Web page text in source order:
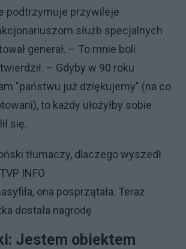
podtrzymuje przywileje
służb specjalnych
generał. – To mnie boli
– Gdyby w 90 roku
"państwu już dziękujemy" (na co
to każdy ułożyłby sobie
się.
tłumaczy, dlaczego wyszedł
INFO
ona posprzątała. Teraz
dostała nagrodę
Jestem obiektem